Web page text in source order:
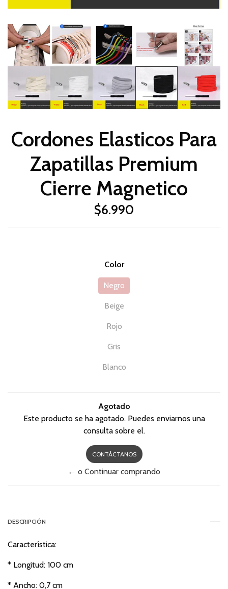
Cordones Elasticos Para
Zapatillas Premium
Cierre Magnetico
$6.990
Color
Negro
Beige
Rojo
Gris
Blanco
Agotado
Este producto se ha agotado. Puedes enviarnos una
consulta sobre el.
CONTÁCTANOS
← o Continuar comprando
DESCRIPCIÓN
Característica:
* Longitud: 100 cm
* Ancho: 0,7 cm